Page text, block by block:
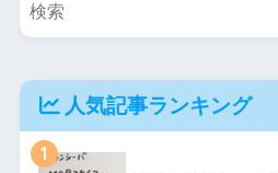
人気記事ランキング
1